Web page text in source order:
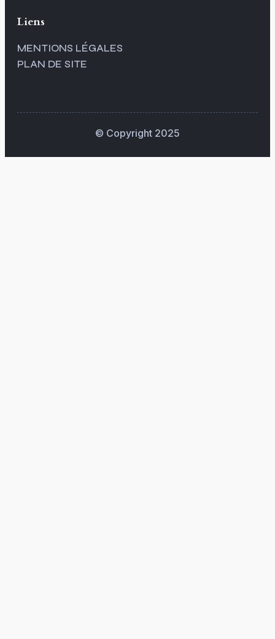
Liens
MENTIONS LÉGALES
PLAN DE SITE
© Copyright 2025